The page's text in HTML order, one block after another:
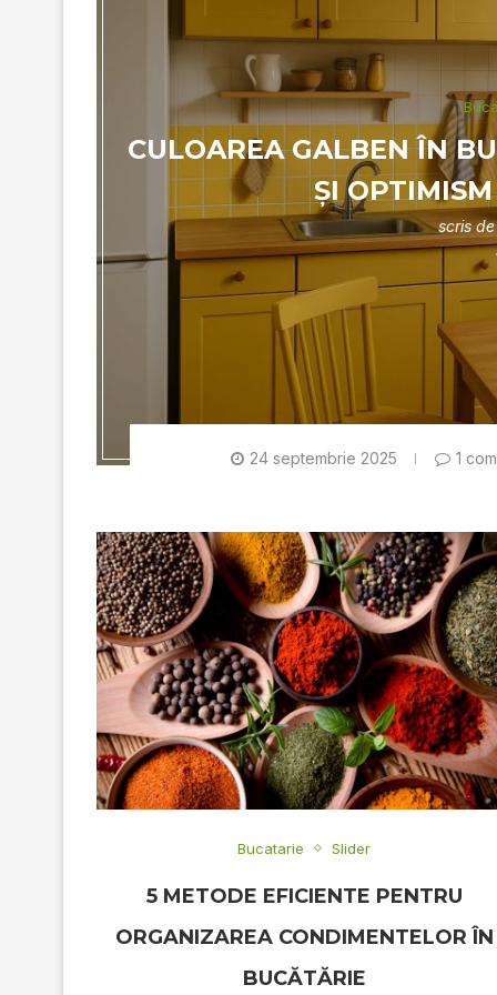
CULOAREA GALBEN ÎN
ȘI
scris
24 septembrie 2025 1
Bucatarie Slider
5 METODE EFICIENTE PENTRU
ORGANIZAREA CONDIMENTELOR ÎN
BUCĂTĂRIE